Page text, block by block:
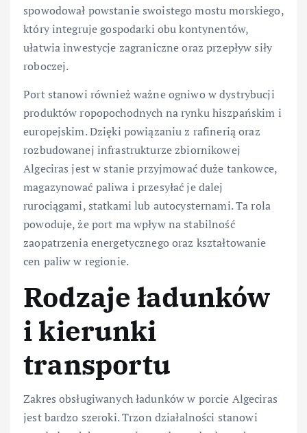
spowodował powstanie swoistego mostu morskiego,
który integruje gospodarki obu kontynentów,
ułatwia inwestycje zagraniczne oraz przepływ siły
roboczej.
Port stanowi również ważne ogniwo w dystrybucji
produktów ropopochodnych na rynku hiszpańskim i
europejskim. Dzięki powiązaniu z rafinerią oraz
rozbudowanej infrastrukturze zbiornikowej
Algeciras jest w stanie przyjmować duże tankowce,
magazynować paliwa i przesyłać je dalej
rurociągami, statkami lub autocysternami. Ta rola
powoduje, że port ma wpływ na stabilność
zaopatrzenia energetycznego oraz kształtowanie
cen paliw w regionie.
Rodzaje ładunków
i kierunki
transportu
Zakres obsługiwanych ładunków w porcie Algeciras
jest bardzo szeroki. Trzon działalności stanowi